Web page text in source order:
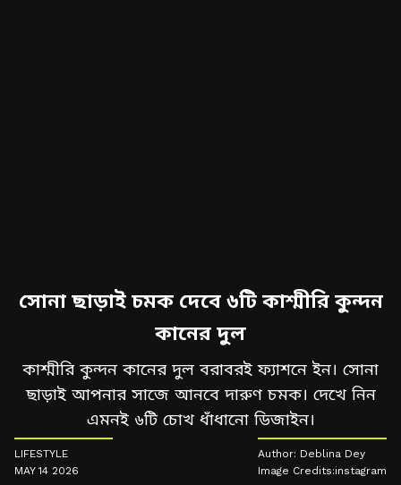
সোনা ছাড়াই চমক দেবে ৬টি কাশ্মীরি কুন্দন
কানের দুল
কাশ্মীরি কুন্দন কানের দুল বরাবরই ফ্যাশনে ইন। সোনা
ছাড়াই আপনার সাজে আনবে দারুণ চমক। দেখে নিন
এমনই ৬টি চোখ ধাঁধানো ডিজাইন।
LIFESTYLE
MAY 14 2026
Author: Deblina Dey
Image Credits:instagram